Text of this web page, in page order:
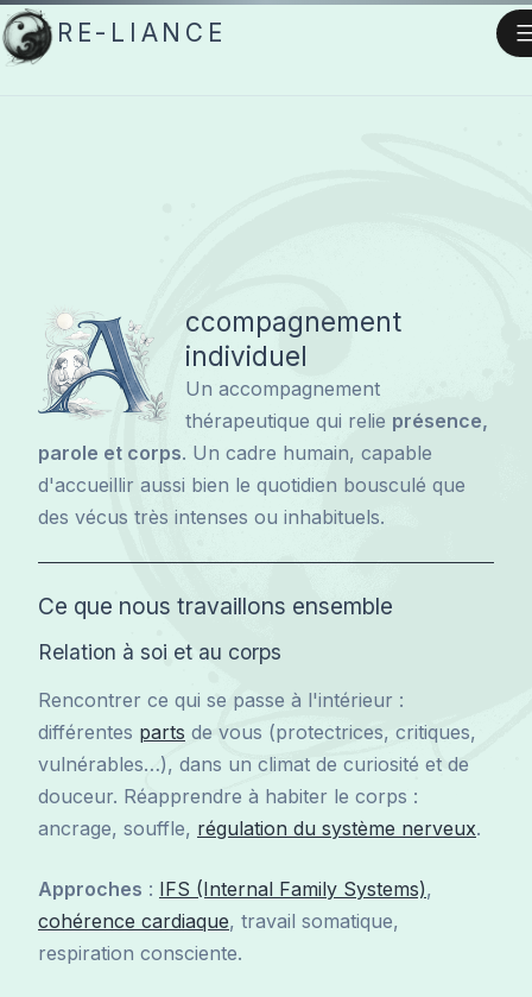
Aller
au
RE-LIANCE
A
ccompagnement
individuel
Un accompagnement
thérapeutique qui relie présence,
parole et corps. Un cadre humain, capable
d'accueillir aussi bien le quotidien bousculé que
des vécus très intenses ou inhabituels.
Ce que nous travaillons ensemble
Relation à soi et au corps
Rencontrer ce qui se passe à l'intérieur :
différentes parts de vous (protectrices, critiques,
vulnérables…), dans un climat de curiosité et de
douceur. Réapprendre à habiter le corps :
ancrage, souffle, régulation du système nerveux.
Approches : IFS (Internal Family Systems),
cohérence cardiaque, travail somatique,
respiration consciente.